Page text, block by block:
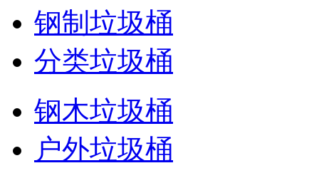
钢制垃圾桶
分类垃圾桶
钢木垃圾桶
户外垃圾桶